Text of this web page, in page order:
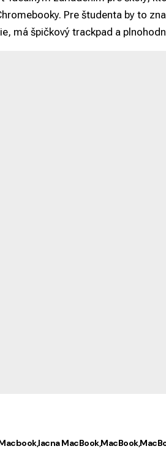
Pre študenta by to
má špičkový trackpad a
lacna MacBookMacBook